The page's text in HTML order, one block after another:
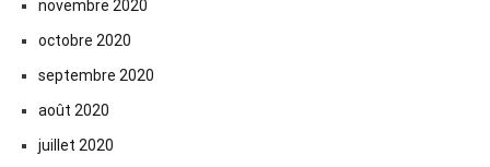
novembre 2020
octobre 2020
septembre 2020
août 2020
juillet 2020